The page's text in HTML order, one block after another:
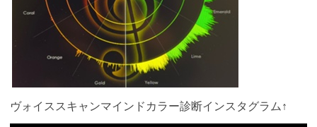
ヴォイススキャンマインドカラー診断インスタグラム↑